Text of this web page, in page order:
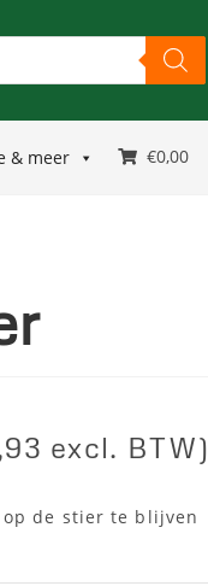
& meer €0,00
excl. BTW)
de stier te blijven